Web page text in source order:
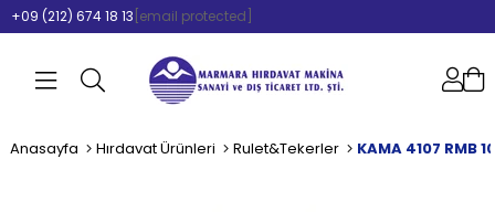
+09 (212) 674 18 13 [email protected]
Anasayfa Hırdavat Ürünleri Rulet&Tekerler KAMA 4107 RMB